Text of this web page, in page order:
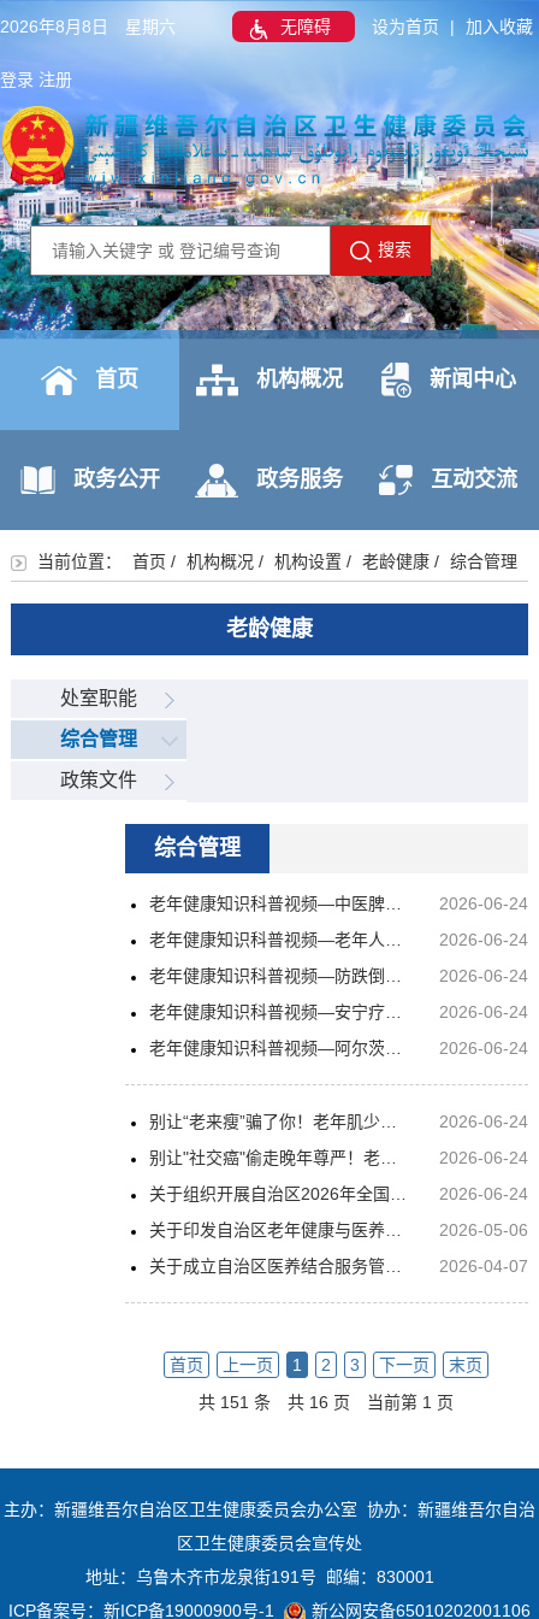
2026年8月8日 星期六 无障碍 设为首页 | 加入收藏
登录 注册
搜索
首页 机构概况 新闻中心
政务公开 政务服务 互动交流
当前位置： 首页 / 机构概况 / 机构设置 / 老龄健康/ 综合管理
老龄健康
处室职能
综合管理
政策文件
综合管理
老年健康知识科普视频—中医脾胃养生科普视频
2026-06-24
老年健康知识科普视频—老年人吞咽功能障碍预防及管理科普视频
2026-06-24
老年健康知识科普视频—防跌倒科普视频
2026-06-24
老年健康知识科普视频—安宁疗护科普视频
2026-06-24
老年健康知识科普视频—阿尔茨海默病科普视频
2026-06-24
别让“老来瘦”骗了你！老年肌少症——悄悄偷走力量的隐形杀手
2026-06-24
别让"社交癌"偷走晚年尊严！老年女性漏尿的科学救赎指南
2026-06-24
关于组织开展自治区2026年全国老年健康宣传周活动的通知
2026-06-24
关于印发自治区老年健康与医养结合服务技能竞赛实施方案的通知
2026-05-06
关于成立自治区医养结合服务管理办公室的通知
2026-04-07
首页 上一页 1 2 3 下一页
末页
共 151 条
共 16 页 当前第 1 页
主办：新疆维吾尔自治区卫生健康委员会办公室 协办：新疆维吾尔自治
区卫生健康委员会宣传处
地址：乌鲁木齐市龙泉街191号 邮编：830001
ICP备案号： 新ICP备19000900号-1 新公网安备65010202001106